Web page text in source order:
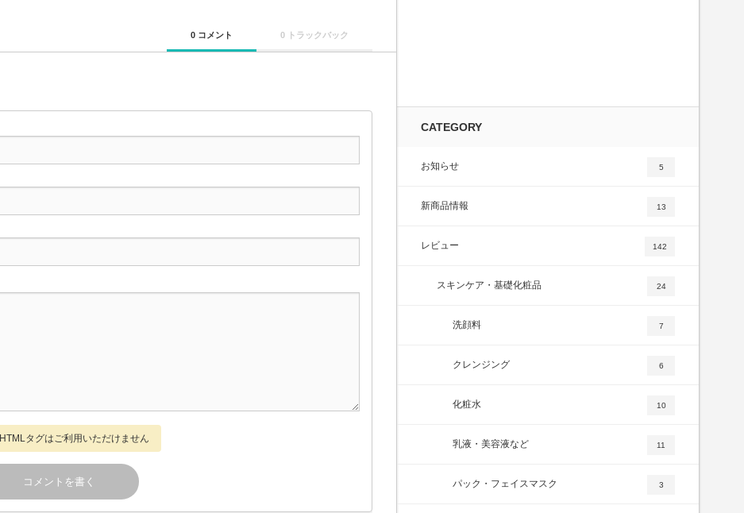
0 コメント 0 トラックバック
HTMLタグはご利用いただけません
CATEGORY
お知らせ 5
新商品情報 13
レビュー 142
スキンケア・基礎化粧品 24
洗顔料 7
クレンジング 6
化粧水 10
乳液・美容液など 11
パック・フェイスマスク 3